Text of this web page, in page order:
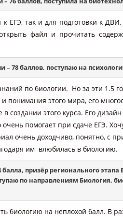
ЕГЭ, так и для подготовки к
файл и прочитать
– 78 баллов, поступаю на
по биологии. Но за эти 1.5
понимания этого мира, его
создании этого курса. Его
помогает при сдаче ЕГЭ.
очень доходчиво, понятно, с
им влюбилась в биологию.
балла, призёр регионального
по направлениям Биология,
биологию на неплохой балл. В